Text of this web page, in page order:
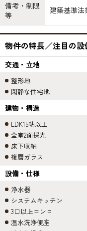
備考・制限
等
建築基準法
物件の特長／注目の設
交通・立地
整形地
閑静な住宅地
建物・構造
LDK15帖以上
全室2面採光
床下収納
複層ガラス
設備・仕様
浄水器
システムキッチン
3口以上コンロ
温水洗浄便座